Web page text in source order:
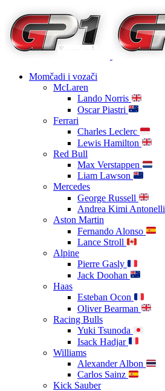
Momčadi i vozači
McLaren
Lando Norris
Oscar Piastri
Ferrari
Charles Leclerc
Lewis Hamilton
Red Bull
Max Verstappen
Liam Lawson
Mercedes
George Russell
Andrea Kimi Antonelli
Aston Martin
Fernando Alonso
Lance Stroll
Alpine
Pierre Gasly
Jack Doohan
Haas
Esteban Ocon
Oliver Bearman
Racing Bulls
Yuki Tsunoda
Isack Hadjar
Williams
Alexander Albon
Carlos Sainz
Kick Sauber